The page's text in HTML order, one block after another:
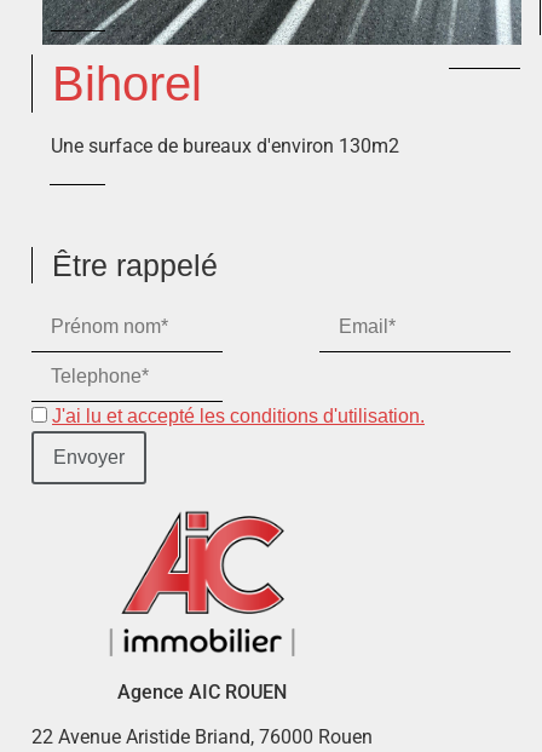
Bihorel
Une surface de bureaux d'environ 130m2
Être rappelé
J'ai lu et accepté les conditions d'utilisation.
Agence AIC ROUEN
22 Avenue Aristide Briand, 76000 Rouen